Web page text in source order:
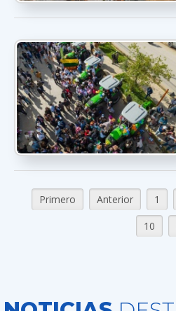
Primero Anterior 1
10